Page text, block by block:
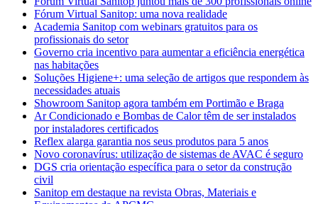
Fórum Virtual Sanitop: uma nova realidade
Academia Sanitop com webinars gratuitos para os
profissionais do setor
Governo cria incentivo para aumentar a eficiência energética
nas habitações
Soluções Higiene+: uma seleção de artigos que respondem às
necessidades atuais
Showroom Sanitop agora também em Portimão e Braga
Ar Condicionado e Bombas de Calor têm de ser instalados
por instaladores certificados
Reflex alarga garantia nos seus produtos para 5 anos
Novo coronavírus: utilização de sistemas de AVAC é seguro
DGS cria orientação específica para o setor da construção
civil
Sanitop em destaque na revista Obras, Materiais e